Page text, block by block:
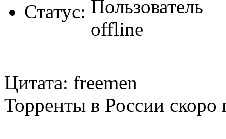
Статус:
Цитата: freemen
Торренты в России скоро